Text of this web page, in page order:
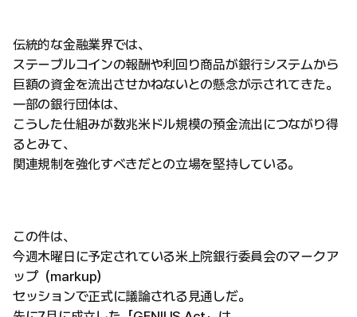
伝統的な金融業界では、
ステーブルコインの報酬や利回り商品が銀行システムから
巨額の資金を流出させかねないとの懸念が示されてきた。
一部の銀行団体は、
こうした仕組みが数兆米ドル規模の預金流出につながり得
るとみて、
関連規制を強化すべきだとの立場を堅持している。
この件は、
今週木曜日に予定されている米上院銀行委員会のマークア
ップ（markup）
セッションで正式に議論される見通しだ。